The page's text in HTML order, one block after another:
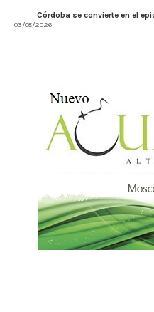
Córdoba se convierte en el
03/08/2026